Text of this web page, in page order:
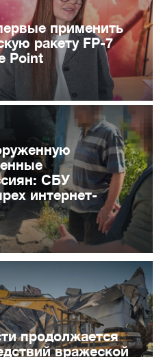
применить
ракету FP-7
Point
СБУ
интернет-
продолжается
вражеской